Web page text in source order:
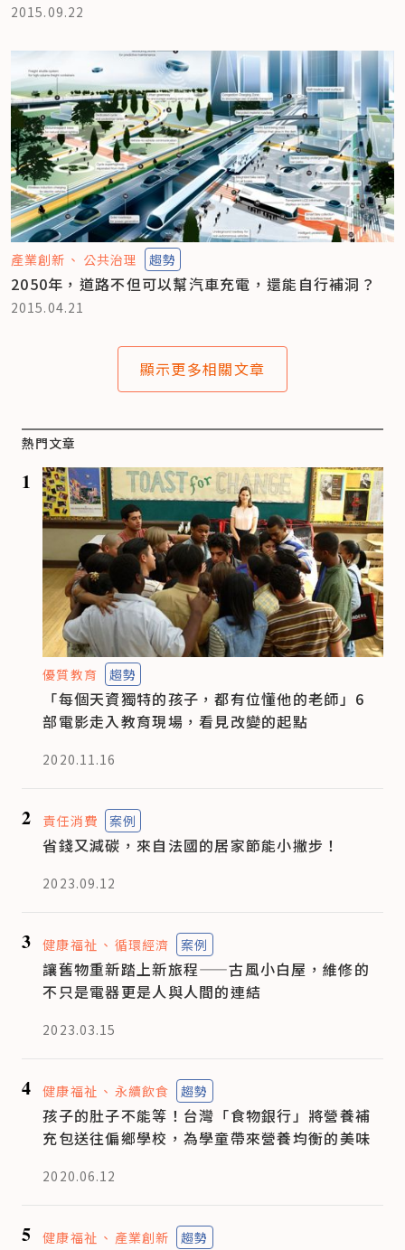
2015.09.22
產業創新 公共治理 趨勢
2050年，道路不但可以幫汽車充電，還能自行補洞？
2015.04.21
顯示更多相關文章
熱門文章
1
優質教育 趨勢
「每個天資獨特的孩子，都有位懂他的老師」6
部電影走入教育現場，看見改變的起點
2020.11.16
2 責任消費 案例
省錢又減碳，來自法國的居家節能小撇步！
2023.09.12
3 健康福祉 循環經濟 案例
讓舊物重新踏上新旅程——古風小白屋，維修的
不只是電器更是人與人間的連結
2023.03.15
4 健康福祉 永續飲食 趨勢
孩子的肚子不能等！台灣「食物銀行」將營養補
充包送往偏鄉學校，為學童帶來營養均衡的美味
2020.06.12
5 健康福祉 產業創新 趨勢